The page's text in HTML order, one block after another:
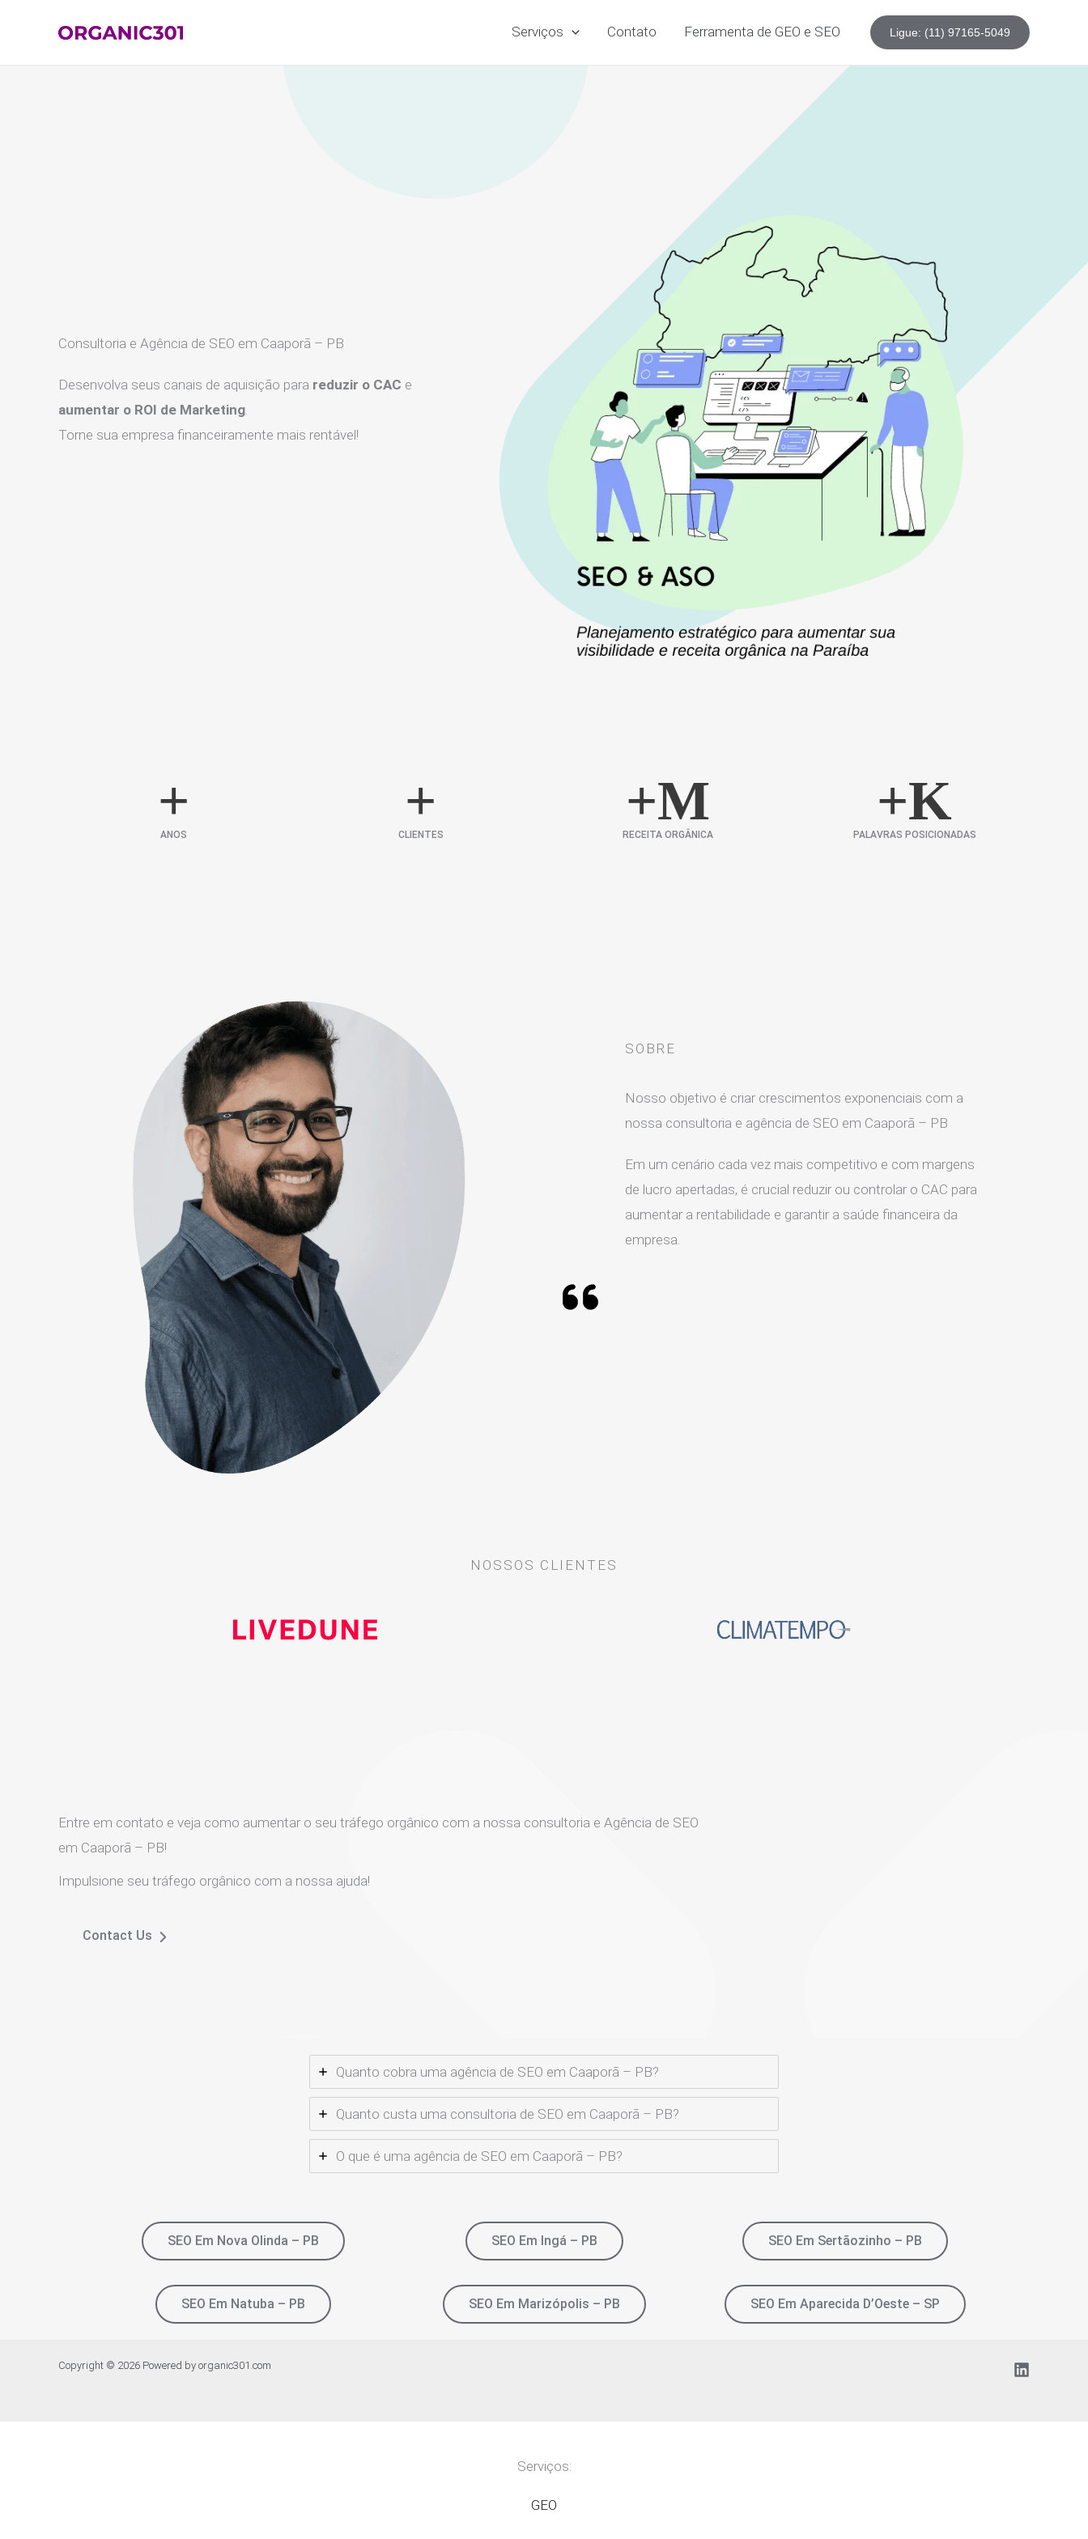
Serviços Contato Ferramenta de GEO e SEO Ligue: (11) 97165-5049
Consultoria e Agência de SEO em Caaporã – PB
Desenvolva seus canais de aquisição para reduzir o CAC e
aumentar o ROI de Marketing.
Torne sua empresa financeiramente mais rentável!
+
ANOS
+
CLIENTES
+M
RECEITA ORGÂNICA
+K
PALAVRAS POSICIONADAS
SOBRE
Nosso objetivo é criar crescimentos exponenciais com a
nossa consultoria e agência de SEO em Caaporã – PB
Em um cenário cada vez mais competitivo e com margens
de lucro apertadas, é crucial reduzir ou controlar o CAC para
aumentar a rentabilidade e garantir a saúde financeira da
empresa.
NOSSOS CLIENTES
Entre em contato e veja como aumentar o seu tráfego orgânico com a nossa consultoria e Agência de SEO
em Caaporã – PB!
Impulsione seu tráfego orgânico com a nossa ajuda!
Contact Us
Quanto cobra uma agência de SEO em Caaporã – PB?
Quanto custa uma consultoria de SEO em Caaporã – PB?
O que é uma agência de SEO em Caaporã – PB?
SEO Em Nova Olinda – PB SEO Em Ingá – PB SEO Em Sertãozinho – PB
SEO Em Natuba – PB SEO Em Marizópolis – PB SEO Em Aparecida D’Oeste – SP
Copyright © 2026 Powered by organic301.com
Serviços:
GEO